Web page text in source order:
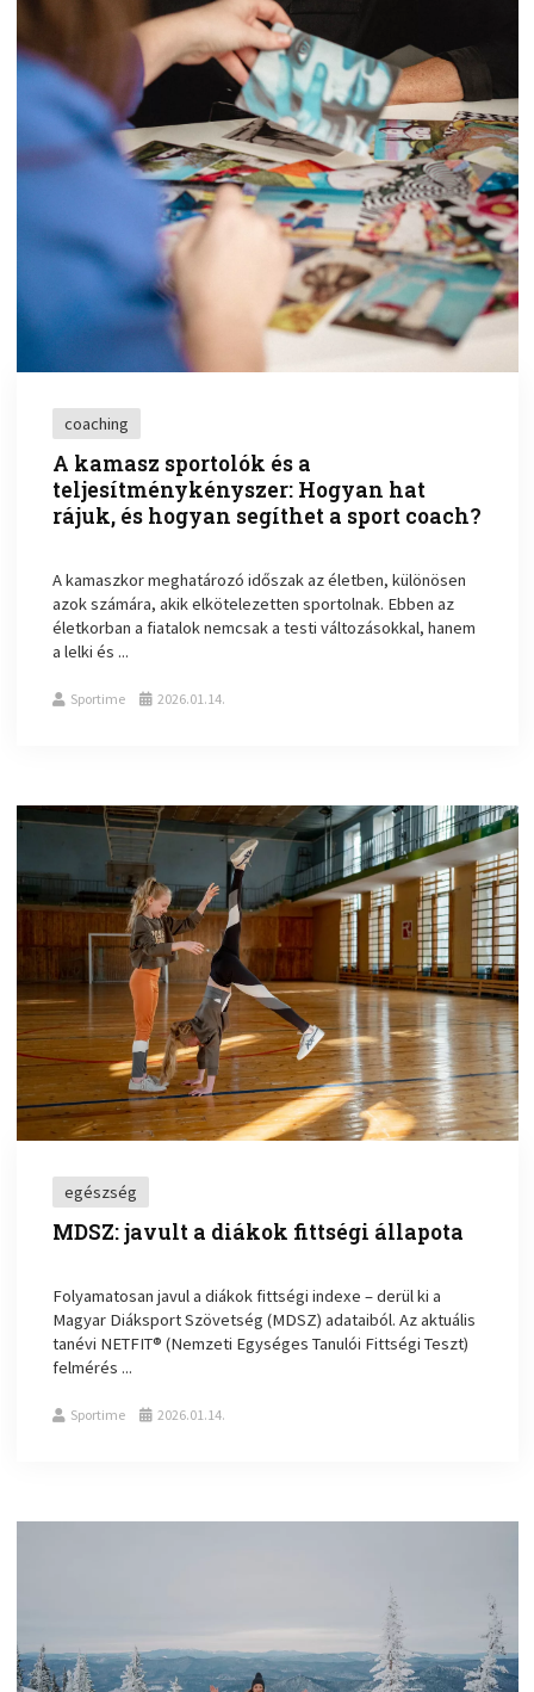
coaching
A kamasz sportolók és a
teljesítménykényszer: Hogyan hat
rájuk, és hogyan segíthet a sport coach?
A kamaszkor meghatározó időszak az életben, különösen
azok számára, akik elkötelezetten sportolnak. Ebben az
életkorban a fiatalok nemcsak a testi változásokkal, hanem
a lelki és ...
Sportime 2026.01.14.
egészség
MDSZ: javult a diákok fittségi állapota
Folyamatosan javul a diákok fittségi indexe – derül ki a
Magyar Diáksport Szövetség (MDSZ) adataiból. Az aktuális
tanévi NETFIT® (Nemzeti Egységes Tanulói Fittségi Teszt)
felmérés ...
Sportime 2026.01.14.